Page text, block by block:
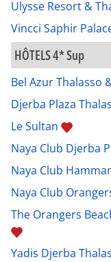
Ulysse Resort &
Vincci Saphir
HÔTELS 4* Sup
Bel Azur Thalasso
Djerba Plaza
Le Sultan
Naya Club Djerba
Naya Club
Naya Club
The Orangers
Yadis Djerba